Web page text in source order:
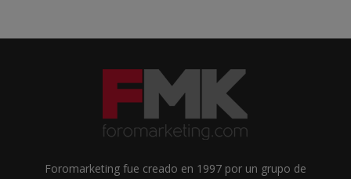
Foromarketing fue creado en 1997 por un grupo de